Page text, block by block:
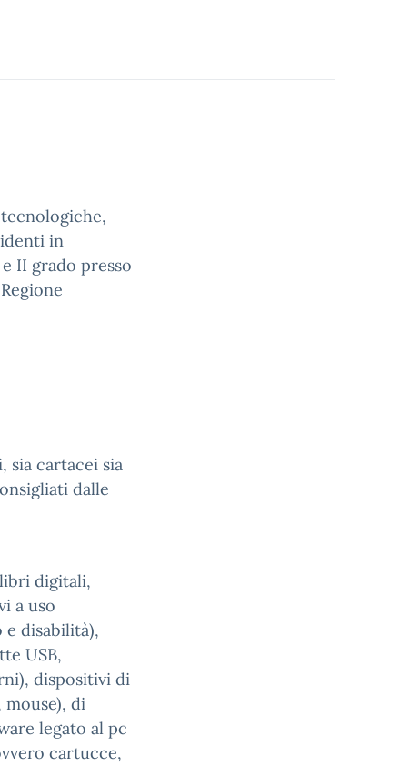
in
II grado presso
Regione
sia cartacei sia
dalle
digitali,
a uso
disabilità),
USB,
dispositivi di
di
legato al pc
cartucce,